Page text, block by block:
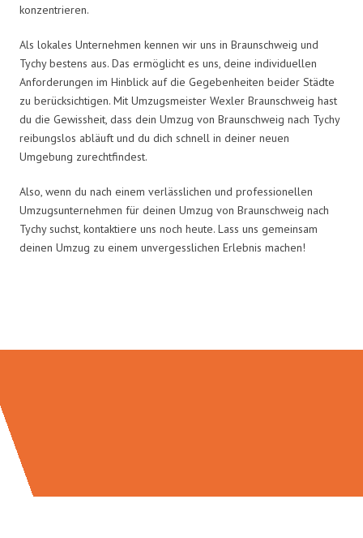
konzentrieren.
Als lokales Unternehmen kennen wir uns in Braunschweig und
Tychy bestens aus. Das ermöglicht es uns, deine individuellen
Anforderungen im Hinblick auf die Gegebenheiten beider Städte
zu berücksichtigen. Mit Umzugsmeister Wexler Braunschweig hast
du die Gewissheit, dass dein Umzug von Braunschweig nach Tychy
reibungslos abläuft und du dich schnell in deiner neuen
Umgebung zurechtfindest.
Also, wenn du nach einem verlässlichen und professionellen
Umzugsunternehmen für deinen Umzug von Braunschweig nach
Tychy suchst, kontaktiere uns noch heute. Lass uns gemeinsam
deinen Umzug zu einem unvergesslichen Erlebnis machen!